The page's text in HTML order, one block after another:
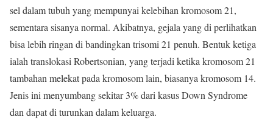
sel dalam tubuh yang mempunyai kelebihan kromosom 21,
sementara sisanya normal. Akibatnya, gejala yang di perlihatkan
bisa lebih ringan di bandingkan trisomi 21 penuh. Bentuk ketiga
ialah translokasi Robertsonian, yang terjadi ketika kromosom 21
tambahan melekat pada kromosom lain, biasanya kromosom 14.
Jenis ini menyumbang sekitar 3% dari kasus Down Syndrome
dan dapat di turunkan dalam keluarga.